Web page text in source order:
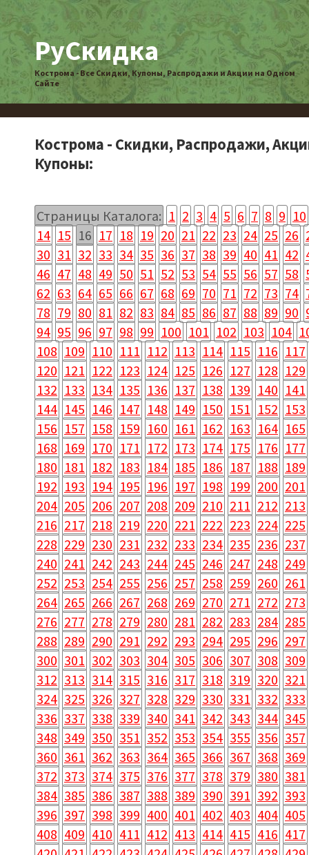
РуСкидка
Кострома - Все Скидки, Купоны, Распродажи и Акции на Одном
Сайте
Кострома - Скидки, Распродажи,
Купоны:
Страницы Каталога: 1 2 3 4 5 6 7 8 9 10
14 15 16 17 18 19 20 21 22 23 24 25 26
30 31 32 33 34 35 36 37 38 39 40 41 42
46 47 48 49 50 51 52 53 54 55 56 57 58
62 63 64 65 66 67 68 69 70 71 72 73 74
78 79 80 81 82 83 84 85 86 87 88 89 90
94 95 96 97 98 99 100 101 102 103 104
108 109 110 111 112 113 114 115 116 117
120 121 122 123 124 125 126 127 128 129
132 133 134 135 136 137 138 139 140 141
144 145 146 147 148 149 150 151 152 153
156 157 158 159 160 161 162 163 164 165
168 169 170 171 172 173 174 175 176 177
180 181 182 183 184 185 186 187 188 189
192 193 194 195 196 197 198 199 200 201
204 205 206 207 208 209 210 211 212 213
216 217 218 219 220 221 222 223 224 225
228 229 230 231 232 233 234 235 236 237
240 241 242 243 244 245 246 247 248 249
252 253 254 255 256 257 258 259 260 261
264 265 266 267 268 269 270 271 272 273
276 277 278 279 280 281 282 283 284 285
288 289 290 291 292 293 294 295 296 297
300 301 302 303 304 305 306 307 308 309
312 313 314 315 316 317 318 319 320 321
324 325 326 327 328 329 330 331 332 333
336 337 338 339 340 341 342 343 344 345
348 349 350 351 352 353 354 355 356 357
360 361 362 363 364 365 366 367 368 369
372 373 374 375 376 377 378 379 380 381
384 385 386 387 388 389 390 391 392 393
396 397 398 399 400 401 402 403 404 405
408 409 410 411 412 413 414 415 416 417